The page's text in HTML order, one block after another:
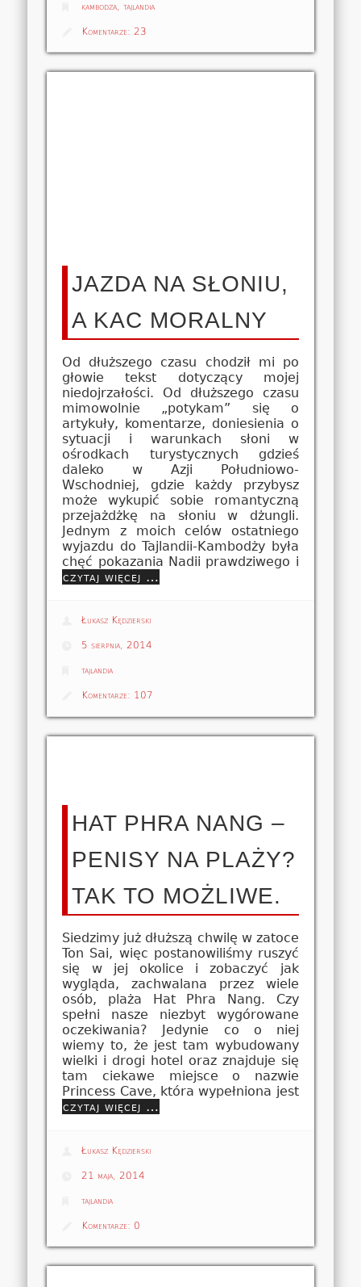
kambodża,tajlandia
Komentarze:23
JAZDA NA SŁONIU,
A KAC MORALNY
Od dłuższego czasu chodził mi po
głowie tekst dotyczący mojej
niedojrzałości. Od dłuższego czasu
mimowolnie „potykam” się o
artykuły, komentarze, doniesienia o
sytuacji i warunkach słoni w
ośrodkach turystycznych gdzieś
daleko w Azji Południowo-
Wschodniej, gdzie każdy przybysz
może wykupić sobie romantyczną
przejażdżkę na słoniu w dżungli.
Jednym z moich celów ostatniego
wyjazdu do Tajlandii-Kambodży była
chęć pokazania Nadii prawdziwego i
czytaj więcej …
Łukasz Kędzierski
5 sierpnia, 2014
tajlandia
Komentarze: 107
HAT PHRA NANG –
PENISY NA PLAŻY?
TAK TO MOŻLIWE.
Siedzimy już dłuższą chwilę w zatoce
Ton Sai, więc postanowiliśmy ruszyć
się w jej okolice i zobaczyć jak
wygląda, zachwalana przez wiele
osób, plaża Hat Phra Nang. Czy
spełni nasze niezbyt wygórowane
oczekiwania? Jedynie co o niej
wiemy to, że jest tam wybudowany
wielki i drogi hotel oraz znajduje się
tam ciekawe miejsce o nazwie
Princess Cave, która wypełniona jest
czytaj więcej …
Łukasz Kędzierski
21 maja, 2014
tajlandia
Komentarze: 0